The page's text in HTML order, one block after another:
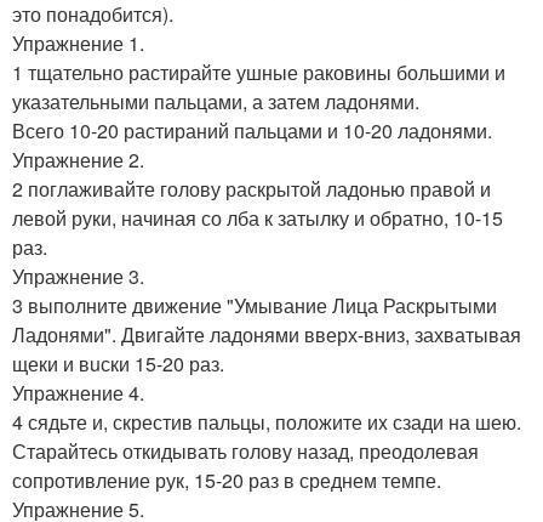
это понадобится).
Упражнение 1.
1 тщательно растирайте ушные раковины большими и
указательными пальцами, а затем ладонями.
Всего 10-20 растираний пальцами и 10-20 ладонями.
Упражнение 2.
2 поглаживайте голову раскрытой ладонью правой и
левой руки, начиная со лба к затылку и обратно, 10-15
раз.
Упражнение 3.
3 выполните движение "Умывание Лица Раскрытыми
Ладонями". Двигайте ладонями вверх-вниз, захватывая
щеки и вuски 15-20 раз.
Упражнение 4.
4 сядьте и, скрестив пальцы, положите иx сзади на шею.
Старайтесь откидывать голову назад, преодолевая
сопротивление рук, 15-20 раз в среднем темпе.
Упражнение 5.